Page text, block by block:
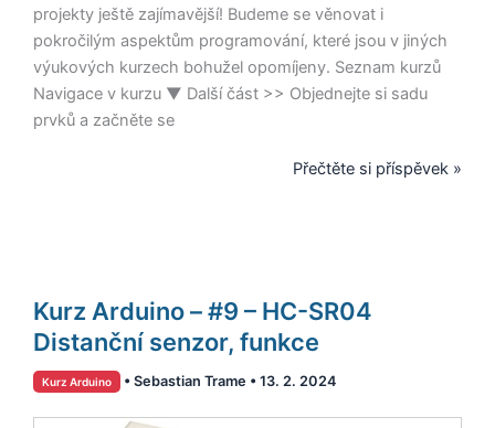
projekty ještě zajímavější! Budeme se věnovat i
pokročilým aspektům programování, které jsou v jiných
výukových kurzech bohužel opomíjeny. Seznam kurzů
Navigace v kurzu ▼ Další část >> Objednejte si sadu
prvků a začněte se
Přečtěte si příspěvek »
Kurz Arduino – #9 – HC-SR04
Distanční senzor, funkce
Kurz Arduino • Sebastian Trame • 13. 2. 2024
Arduino
–
–
HC-